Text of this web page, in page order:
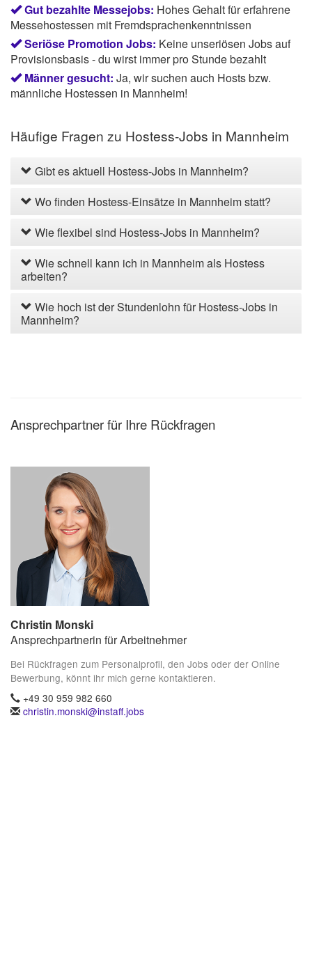
Gut bezahlte Messejobs: Hohes Gehalt für erfahrene
Messehostessen mit Fremdsprachenkenntnissen
Seriöse Promotion Jobs: Keine unseriösen Jobs auf
Provisionsbasis - du wirst immer pro Stunde bezahlt
Männer gesucht: Ja, wir suchen auch Hosts bzw.
männliche Hostessen in Mannheim!
Häufige Fragen zu Hostess-Jobs in Mannheim
Gibt es aktuell Hostess-Jobs in Mannheim?
Wo finden Hostess-Einsätze in Mannheim statt?
Wie flexibel sind Hostess-Jobs in Mannheim?
Wie schnell kann ich in Mannheim als Hostess
arbeiten?
Wie hoch ist der Stundenlohn für Hostess-Jobs in
Mannheim?
Ansprechpartner für Ihre Rückfragen
Christin Monski
Ansprechpartnerin für Arbeitnehmer
Bei Rückfragen zum Personalprofil, den Jobs oder der Online
Bewerbung, könnt ihr mich gerne kontaktieren.
+49 30 959 982 660
christin.monski@instaff.jobs